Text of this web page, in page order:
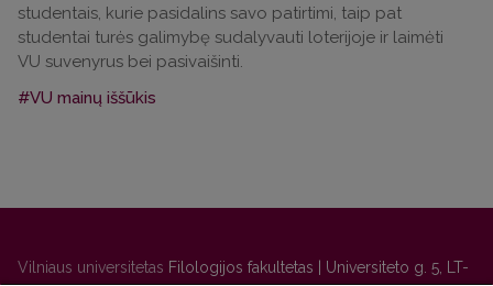
studentais, kurie pasidalins savo patirtimi, taip pat
studentai turės galimybę sudalyvauti loterijoje ir laimėti
VU suvenyrus bei pasivaišinti.
#VU mainų iššūkis
Vilniaus universitetas Filologijos fakultetas | Universiteto g. 5, LT-